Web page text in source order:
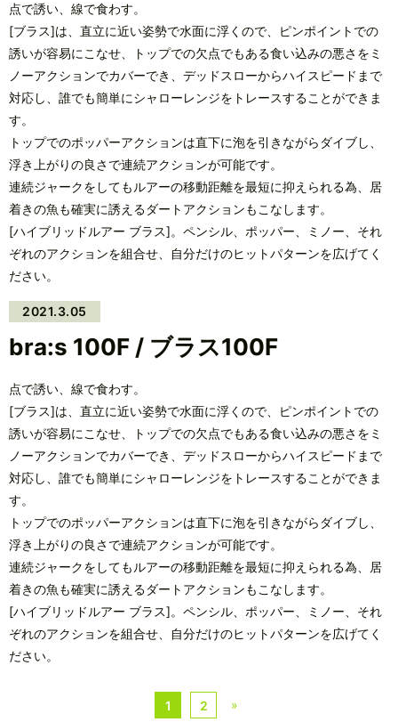
点で誘い、線で食わす。
[ブラス]は、直立に近い姿勢で水面に浮くので、ピンポイントでの
誘いが容易にこなせ、トップでの欠点でもある食い込みの悪さをミ
ノーアクションでカバーでき、デッドスローからハイスピードまで
対応し、誰でも簡単にシャローレンジをトレースすることができま
す。
トップでのポッパーアクションは直下に泡を引きながらダイブし、
浮き上がりの良さで連続アクションが可能です。
連続ジャークをしてもルアーの移動距離を最短に抑えられる為、居
着きの魚も確実に誘えるダートアクションもこなします。
[ハイブリッドルアー ブラス]。ペンシル、ポッパー、ミノー、それ
ぞれのアクションを組合せ、自分だけのヒットパターンを広げてく
ださい。
2021.3.05
bra:s 100F / ブラス100F
点で誘い、線で食わす。
[ブラス]は、直立に近い姿勢で水面に浮くので、ピンポイントでの
誘いが容易にこなせ、トップでの欠点でもある食い込みの悪さをミ
ノーアクションでカバーでき、デッドスローからハイスピードまで
対応し、誰でも簡単にシャローレンジをトレースすることができま
す。
トップでのポッパーアクションは直下に泡を引きながらダイブし、
浮き上がりの良さで連続アクションが可能です。
連続ジャークをしてもルアーの移動距離を最短に抑えられる為、居
着きの魚も確実に誘えるダートアクションもこなします。
[ハイブリッドルアー ブラス]。ペンシル、ポッパー、ミノー、それ
ぞれのアクションを組合せ、自分だけのヒットパターンを広げてく
ださい。
1 2 »